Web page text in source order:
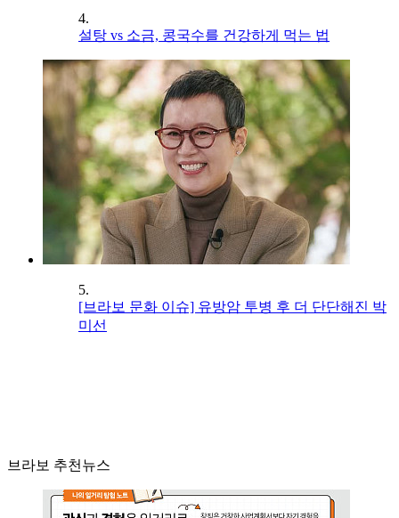
4.
설탕 vs 소금, 콩국수를 건강하게 먹는 법
5.
[브라보 문화 이슈] 유방암 투병 후 더 단단해진 박
미선
브라보 추천뉴스